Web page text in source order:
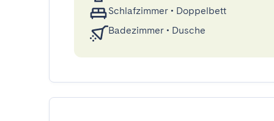
Schlafzimmer • Doppelbett
Badezimmer • Dusche